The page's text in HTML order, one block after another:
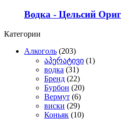
Водка - Цельсий
Категории
Алкоголь (203)
აპერატივი (1)
водка (31)
Бренд (22)
Бурбон (20)
Вермут (6)
виски (29)
Коньяк (10)